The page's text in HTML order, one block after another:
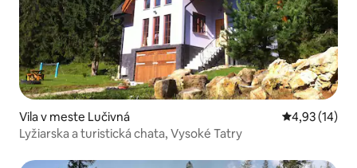
Vila v meste Lučivná Priemerné
4,93 (14)
Lyžiarska a turistická chata, Vysoké Tatry